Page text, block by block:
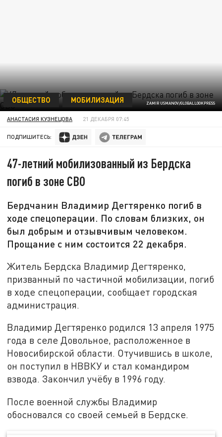
ZAMIR USMANOV/GLOBALLOOKPRESS
ОБЩЕСТВО МОБИЛИЗАЦИЯ
АНАСТАСИЯ КУЗНЕЦОВА 21 ДЕКАБРЯ 07:45
ПОДПИШИТЕСЬ:
47-летний мобилизованный из Бердска
погиб в зоне СВО
Бердчанин Владимир Дегтяренко погиб в
ходе спецоперации. По словам близких, он
был добрым и отзывчивым человеком.
Прощание с ним состоится 22 декабря.
Житель Бердска Владимир Дегтяренко,
призванный по частичной мобилизации, погиб
в ходе спецоперации, сообщает городская
администрация.
Владимир Дегтяренко родился 13 апреля 1975
года в селе Довольное, расположенное в
Новосибирской области. Отучившись в школе,
он поступил в НВВКУ и стал командиром
взвода. Закончил учёбу в 1996 году.
После военной службы Владимир
обосновался со своей семьей в Бердске.